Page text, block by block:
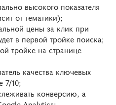
высокого показателя
от тематики);
цены за клик при
в первой тройке поиска;
тройке на странице
качества ключевых
7/10;
конверсию, а